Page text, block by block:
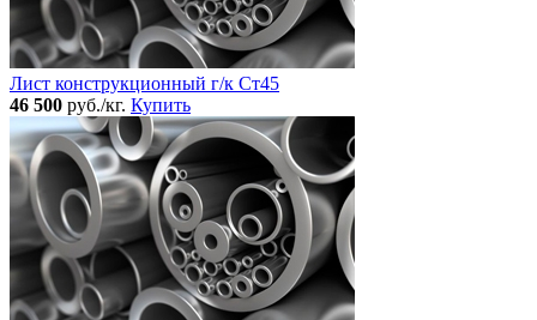
Лист конструкционный г/к Ст45
46 500 руб./кг. Купить